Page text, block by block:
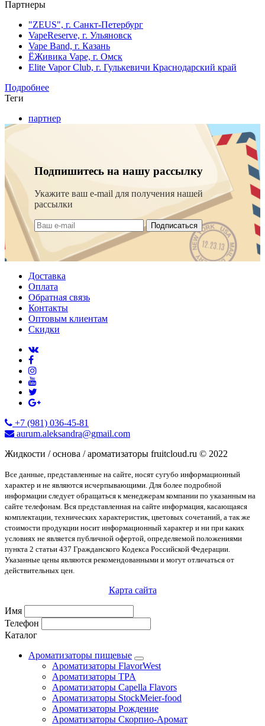
Партнеры
"ZEUS", г. Санкт-Петербург
VapeReserve, г. Ульяновск
Vape Band, г. Казань
ЁЖивика Vape, г. Омск
Elite Vapor Club, г. Гулькевичи Краснодарский край
Подробнее
Теги
партнер
Подпишитесь на нашу рассылку
Укажите ваш e-mail для получения нашей
рассылки
Подписаться
Доставка
Оплата
Обратная связь
Контакты
Оптовым клиентам
Скидки
+7 (981) 036-45-81
aurum.aleksandra@gmail.com
Жидкости / основа / ароматизаторы fruitcloud.ru © 2022
Все данные, представленные на сайте, носят сугубо информационный
характер и не являются исчерпывающими. Для более подробной
информации следует обращаться к менеджерам компании по указанным на
сайте телефонам. Вся представленная на сайте информация, касающаяся
комплектации, технических характеристик, цветовых сочетаний, а так же
стоимости продукции носит информационный характер и ни при каких
условиях не является публичной офертой, определяемой положениями
пункта 2 статьи 437 Гражданского Кодекса Российской Федерации.
Указанные цены являются рекомендованными и могут отличаться от
действительных цен.
Карта сайта
Имя
Телефон
Каталог
Ароматизаторы пищевые
Ароматизаторы FlavorWest
Ароматизаторы TPA
Ароматизаторы Capella Flavors
Ароматизаторы StockMeier-food
Ароматизаторы Рождение
Ароматизаторы Скорпио-Аромат